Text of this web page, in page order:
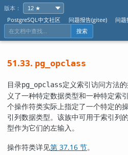
版本：
PostgreSQL中文社区
问题报告(gitee) 问
搜索
51.33. pg_opclass
目录pg_opclass定义索引访问方法
义了一种特定数据类型和一种特定索
个操作符类实际上指定了一个特定的
引列数据类型。该族中可用于索引列
型作为它们的左输入。
操作符类详见第 37.16 节。